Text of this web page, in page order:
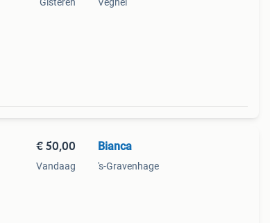
€ 50,00
Vandaag
Bianca
's-Gravenhage